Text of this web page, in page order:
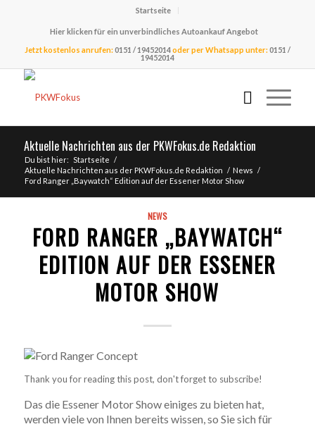
Startseite
Hier klicken für ein unverbindliches Autoankauf Angebot
Jetzt kostenlos anrufen:0151 / 19452014oder per Whatsapp unter:0151 /
19452014
Aktuelle Nachrichten aus der PKWFokus.de Redaktion
Du bist hier: Startseite /
Aktuelle Nachrichten aus der PKWFokus.de Redaktion / News /
Ford Ranger „Baywatch“ Edition auf der Essener Motor Show
NEWS
FORD RANGER „BAYWATCH“
EDITION AUF DER ESSENER
MOTOR SHOW
Thank you for reading this post, don't forget to subscribe!
Das die Essener Motor Show einiges zu bieten hat,
werden viele von Ihnen bereits wissen, so Sie sich für